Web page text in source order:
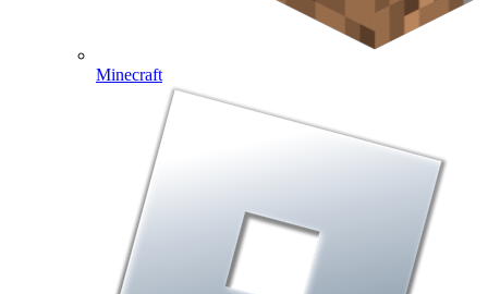
Minecraft